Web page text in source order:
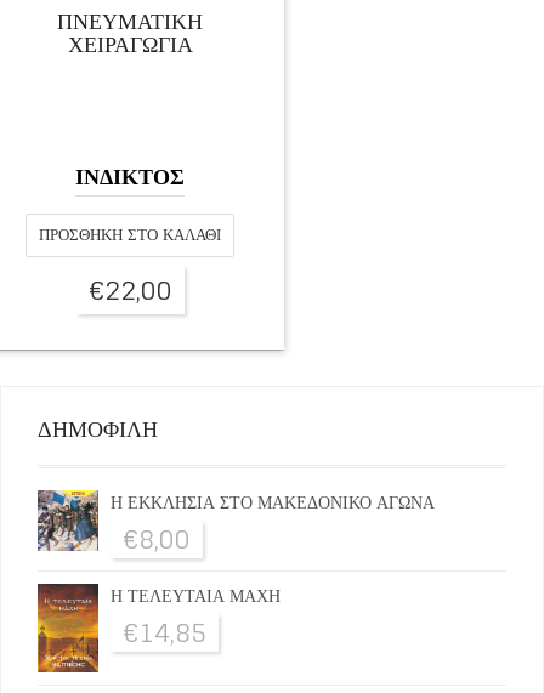
ΠΝΕΥΜΑΤΙΚΗ
ΧΕΙΡΑΓΩΓΙΑ
ΙΝΔΙΚΤΟΣ
ΠΡΟΣΘΉΚΗ ΣΤΟ ΚΑΛΆΘΙ
€22,00
ΔΗΜΟΦΙΛΗ
Η ΕΚΚΛΗΣΙΑ ΣΤΟ ΜΑΚΕΔΟΝΙΚΟ ΑΓΩΝΑ
€8,00
Η ΤΕΛΕΥΤΑΙΑ ΜΑΧΗ
€14,85